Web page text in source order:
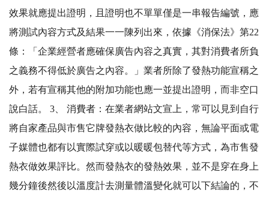
效果就應提出證明，且證明也不單單僅是一串報告編號，應
將測試內容方式及結果一一陳列出來，依據《消保法》第22
條：「企業經營者應確保廣告內容之真實，其對消費者所負
之義務不得低於廣告之內容。」業者所除了發熱功能宣稱之
外，若有宣稱其他的附加功能也應一並提出證明，而非空口
說白話。 3、 消費者：在業者網站文宣上，常可以見到自行
將自家產品與市售它牌發熱衣做比較的內容，無論平面或電
子媒體也都有以實際試穿或以暖暖包替代等方式，為市售發
熱衣做效果評比。然而發熱衣的發熱效果，並不是穿在身上
幾分鐘後然後以溫度計去測量體溫變化就可以下結論的，不